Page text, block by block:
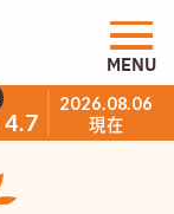
4.7
2026.08.06
現在
MENU